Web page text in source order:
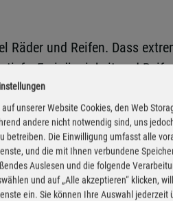
und Reifen. Dass
Freigängigkeit und
ähnlich aus.
Eine neue
erforderlich. Im
Bewertung bereits
beeinträchtigt.
unserer Website Cookies, den Web
andere nicht notwendig sind, uns
betreiben. Die Einwilligung umfasst alle
und die mit Ihnen verbundene
Auslesen und die folgende
und auf „Alle akzeptieren“ klicken,
ein. Sie können Ihre Auswahl